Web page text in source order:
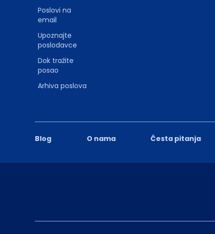
Blog O nama Česta pitanja
Poslovi na
email
Upoznajte
poslodavce
Dok tražite
posao
Arhiva poslova